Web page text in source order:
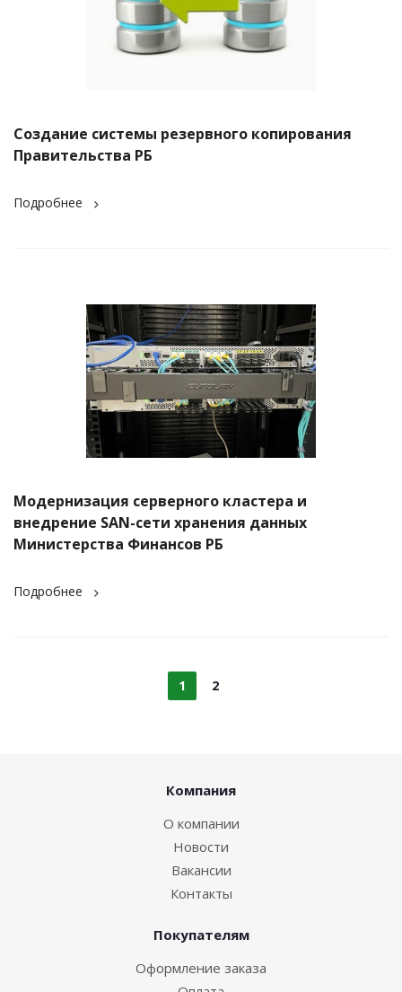
Создание системы резервного копирования
Правительства РБ
Подробнее
Модернизация серверного кластера и
внедрение SAN-сети хранения данных
Министерства Финансов РБ
Подробнее
1 2
Компания
О компании
Новости
Вакансии
Контакты
Покупателям
Оформление заказа